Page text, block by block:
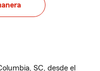
SC, desde el